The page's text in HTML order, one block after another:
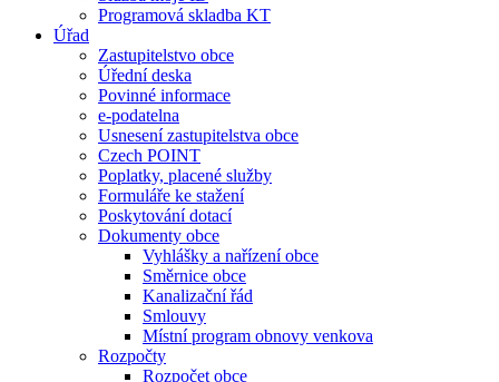
Programová skladba KT
Úřad
Zastupitelstvo obce
Úřední deska
Povinné informace
e-podatelna
Usnesení zastupitelstva obce
Czech POINT
Poplatky, placené služby
Formuláře ke stažení
Poskytování dotací
Dokumenty obce
Vyhlášky a nařízení obce
Směrnice obce
Kanalizační řád
Smlouvy
Místní program obnovy venkova
Rozpočty
Rozpočet obce